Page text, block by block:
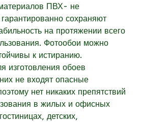
ПВХ- не
сохраняют
на протяжении всего
Фотообои можно
к истиранию.
изготовления обоев
не входят опасные
нет никаких препятствий
в жилых и офисных
детских,